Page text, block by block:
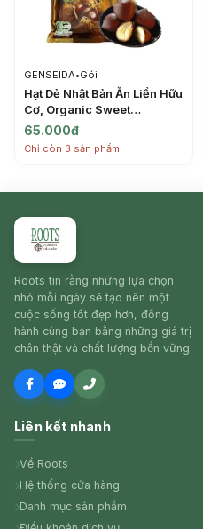
GENSEIDA•Gói
Hạt Dẻ Nhật Bản Ăn Liền Hữu
Cơ, Organic Sweet
Chestnut (260g) -
GENSEIDA
65.000đ
Chỉ còn 3 sản phẩm
Roots tin rằng những lựa chọn
nhỏ mỗi ngày sẽ tạo nên một
cuộc sống tốt đẹp hơn, đồng
hành cùng bạn bằng những giá trị
chân thật và chất lượng bền vững.
Liên kết nhanh
Về Roots
Hệ thống cửa hàng
Danh mục sản phẩm